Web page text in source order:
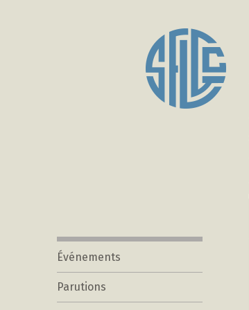
Événements
Parutions